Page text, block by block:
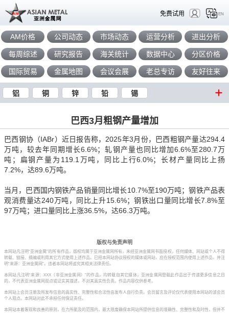
免费试用 EN
AM价格 公司动态 市场动态 运营分析 进出分析
每周综述 研究报告 海关统计 数据中心 分区价格
国际贸易 金属地图 会议会展 老总专访 友好往来
铝 铜 锌 铅 锡
巴西3月粗钢产量增加
巴西钢协（IABr）近日报告称，2025年3月份，巴西粗钢产量达294.4
万吨，较去年同期增长6.6%；轧钢产量也同比增加6.6%至280.7万
吨；扁钢产量为119.1万吨，同比上行6.0%；长材产量同比上扬
7.2%，达89.6万吨。
当月，巴西国内钢铁产品销量同比增长10.7%至190万吨；钢铁产品表
观消费量达240万吨，同比上升15.6%；钢铁出口量同比增长7.8%至
97万吨；进口量同比上涨36.5%，达66.3万吨。
版权与免责声明
本网站凡注明“亚洲金属”的所有作品，版权均属于亚洲金属网所有，未经亚洲金属网书面授权，任何媒体、网站或个人不得
转载、链接、摘编或利用其它方式使用上述作品。已经本网站协议授权的媒体或网站，应在授权范围内使用上述作品，并注
明“来源：亚洲金属网”。违者本网站将追究其相关法律责任。
本网站凡注明“来源：XXX（非亚洲金属网）”的作品，均转载自其它媒体，亚洲金属网登载此作品出于传递更多信息之目
的，不代表亚洲金属网观点或证实其描述，不对其真实性负责。作品内容仅供参考。
本网站上会员注册及所发布信息的真实性、完整性和合法性由发布人自行负责。会员留言及评论仅代表使用本网站的该会员
个人观点。本网站对此不承担任何保证责任。
本网站本着客观和良善的原则，在力所能及的范围内，最大限度确保本网站所提供信息的准确性、完整性和及时性，但并不